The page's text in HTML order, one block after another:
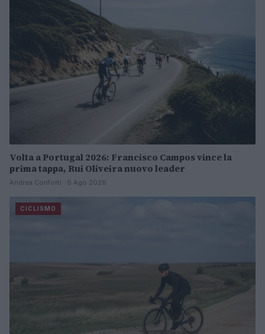
Volta a Portugal 2026: Francisco Campos vince la
prima tappa, Rui Oliveira nuovo leader
Andrea Conforti · 6 Ago 2026
CICLISMO